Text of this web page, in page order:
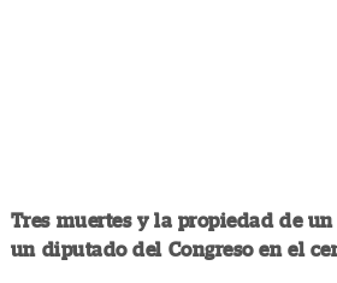
Tres muertes y la propiedad de
un diputado del Congreso en el